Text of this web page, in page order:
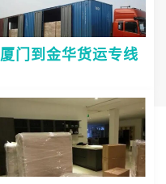
厦门到金华货运专线